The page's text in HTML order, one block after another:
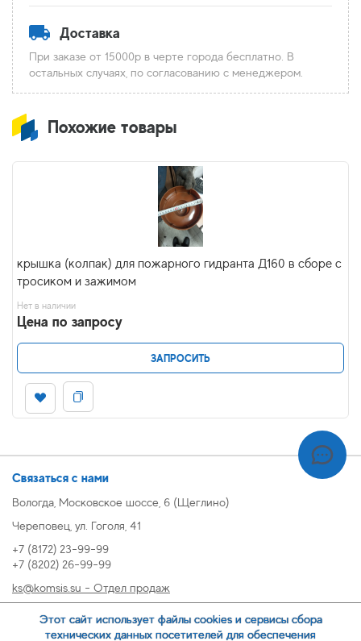
Доставка
При заказе от 15000р в черте города бесплатно. В
остальных случаях, по согласованию с менеджером.
Похожие товары
крышка (колпак) для пожарного гидранта Д160 в сборе с
тросиком и зажимом
Нет в наличии
Цена по запросу
ЗАПРОСИТЬ
Связаться с нами
Вологда, Московское шоссе, 6 (Щеглино)
Череповец, ул. Гоголя, 41
+7 (8172) 23-99-99
+7 (8202) 26-99-99
ks@komsis.su - Отдел продаж
oz@komsis.su - Отдел закупок
Этот сайт использует файлы cookies и сервисы сбора
технических данных посетителей для обеспечения